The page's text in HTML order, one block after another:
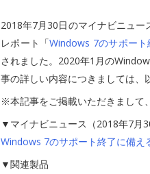
2018年7月30日のマイナビニュ
レポート「Windows 7のサポー
されました。2020年1月の
事の詳しい内容につきましては、
※本記事をご掲載いただきまして
▼マイナビニュース（2018年7月
Windows 7のサポート終了に備え
▼関連製品